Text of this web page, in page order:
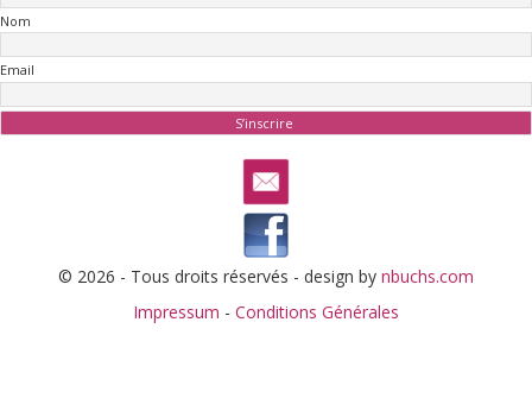
Nom
Email
© 2026 - Tous droits réservés - design by nbuchs.com
Impressum - Conditions Générales